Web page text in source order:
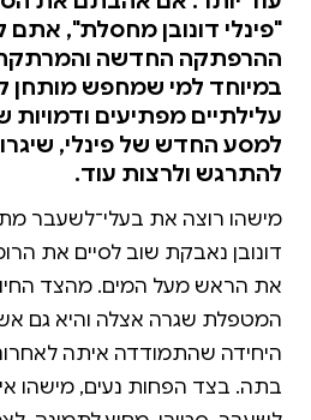
"פינלי דונובן מחסלת",
ההרפתקה החדשה
במיוחד למי שמחפש מותחן
עלילתיים מפתיעים ודמויות
למסע החדש של פינלי,
להתרגש ולרצות עוד.
מישהו רוצה את בעלי־לשעבר מת
דונובן נאבקת שוב לסיים את
את הראש מעל המים. מהצד
המטפלת שגרה אצלה והיא גם
היחידה שהתמודדה איתה
בתה. בצד הפחות נעים, מישהו